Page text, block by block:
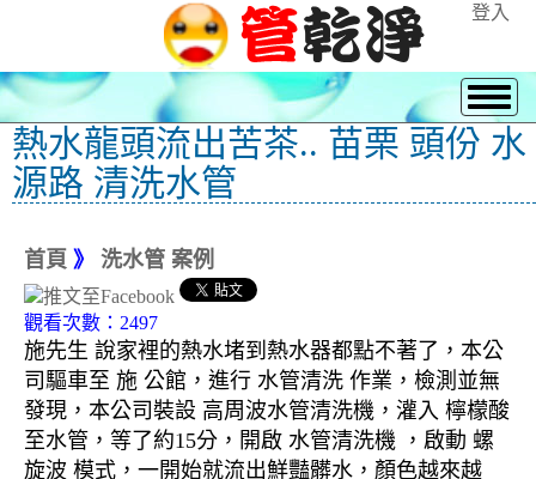
登入
熱水龍頭流出苦茶.. 苗栗 頭份 水
源路 清洗水管
首頁 》 洗水管 案例
觀看次數：2497
施先生 說家裡的熱水堵到熱水器都點不著了，本公
司驅車至 施 公館，進行 水管清洗 作業，檢測並無
發現，本公司裝設 高周波水管清洗機，灌入 檸檬酸
至水管，等了約15分，開啟 水管清洗機 ，啟動 螺
旋波 模式，一開始就流出鮮豔髒水，顏色越來越